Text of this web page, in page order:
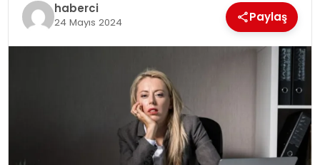
haberci
24 Mayıs 2024 Paylaş